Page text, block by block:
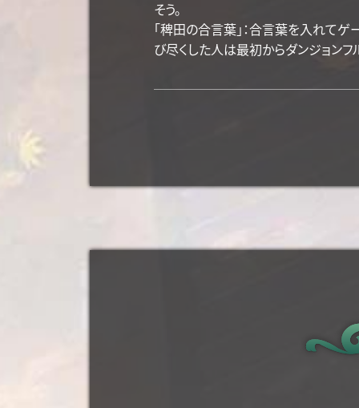
そう。
「稗田の合言葉」：合言葉を入れて
び尽くした人は最初からダンジョンフ